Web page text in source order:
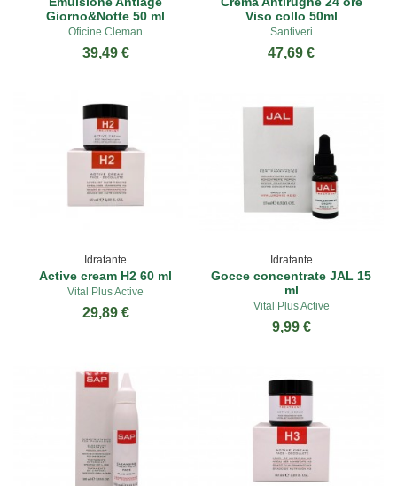
Giorno&Notte 50 ml
Oficine Cleman
39,49 €
Viso collo 50ml
Santiveri
47,69 €
Idratante
Active cream H2 60 ml
Vital Plus Active
29,89 €
Idratante
Gocce concentrate JAL 15
ml
Vital Plus Active
9,99 €